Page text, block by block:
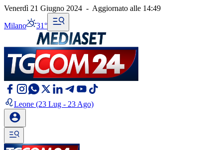
Venerdì 21 Giugno 2024 - Aggiornato alle 14:49
Milano 31°
Leone (23 Lug - 23 Ago)